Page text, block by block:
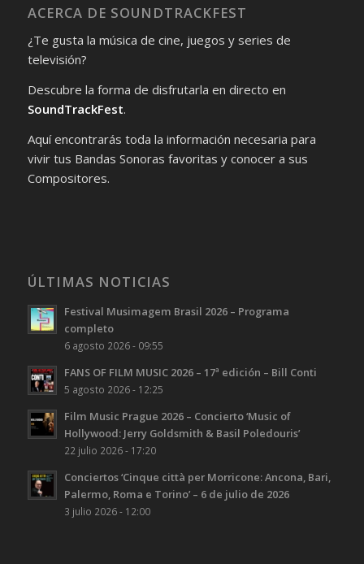
ACERCA DE SOUNDTRACKFEST
¿Te gusta la música de cine, juegos y series de
televisión?
Descubre la forma de disfrutarla en directo en
SoundTrackFest.
Aquí encontrarás toda la información necesaria para
vivir tus Bandas Sonoras favoritas y conocer a sus
Compositores.
ÚLTIMAS NOTICIAS
Festival Musimagem Brasil 2026 – Programa
completo
6 agosto 2026 - 09:55
FANS OF FILM MUSIC 2026 – 17ª edición – Bill Conti
5 agosto 2026 - 12:25
Film Music Prague 2026 – Concierto ‘Music of
Hollywood: Jerry Goldsmith & Basil Poledouris’
22 julio 2026 - 17:20
Conciertos ‘Cinque città per Morricone: Ancona, Bari,
Palermo, Roma e Torino’ – 6 de julio de 2026
3 julio 2026 - 12:00